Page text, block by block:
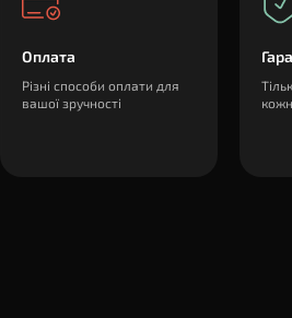
Оплата
Різні способи оплати для
вашої зручності